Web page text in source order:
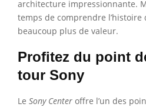
architecture impressionnante.
temps de comprendre l’histoire
beaucoup plus de valeur.
Profitez du point
tour Sony
Le Sony Center offre l’un des